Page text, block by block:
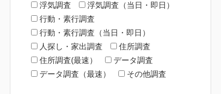
浮気調査
浮気調査（当日・即日）
行動・素行調査
行動・素行調査（当日・即日）
人探し・家出調査
住所調査
住所調査(最速）
データ調査
データ調査（最速）
その他調査